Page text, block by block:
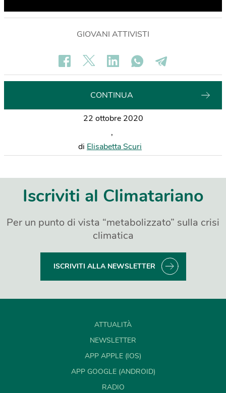
GIOVANI ATTIVISTI
CONTINUA
22 ottobre 2020
,
di Elisabetta Scuri
Iscriviti al Climatariano
Per un punto di vista “metabolizzato” sulla crisi
climatica
ISCRIVITI ALLA NEWSLETTER
ATTUALITÀ
NEWSLETTER
APP APPLE (IOS)
APP GOOGLE (ANDROID)
RADIO